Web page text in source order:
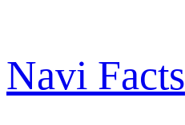
springen
Navi Facts